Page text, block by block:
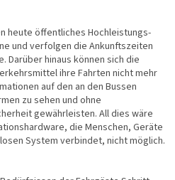
heute öffentliches Hochleistungs-
und verfolgen die Ankunftszeiten
Darüber hinaus können sich die
ihre Fahrten nicht mehr
auf den an den Bussen
zu sehen und ohne
gewährleisten. All dies wäre
die Menschen, Geräte
System verbindet, nicht möglich.